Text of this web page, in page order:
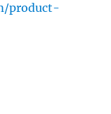
product-